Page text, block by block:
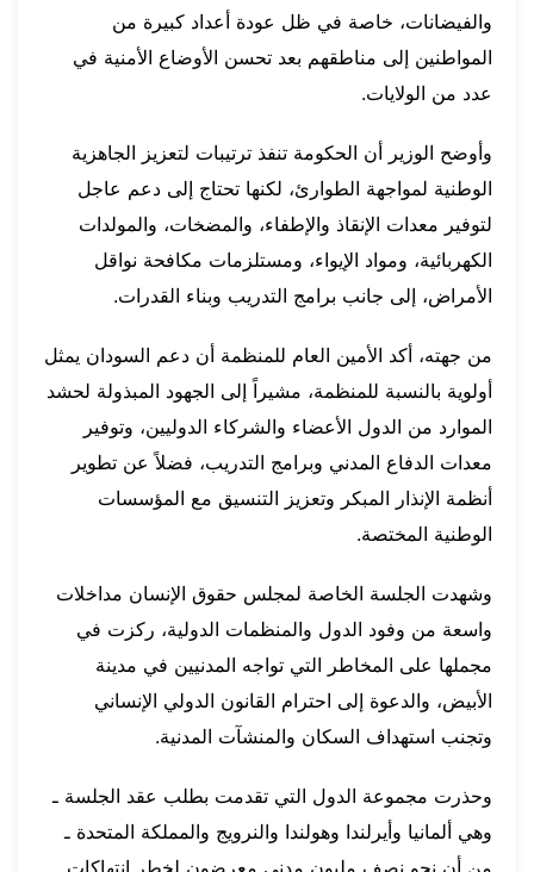
والفيضانات، خاصة في ظل عودة أعداد كبيرة من
المواطنين إلى مناطقهم بعد تحسن الأوضاع الأمنية في
عدد من الولايات.
وأوضح الوزير أن الحكومة تنفذ ترتيبات لتعزيز الجاهزية
الوطنية لمواجهة الطوارئ، لكنها تحتاج إلى دعم عاجل
لتوفير معدات الإنقاذ والإطفاء، والمضخات، والمولدات
الكهربائية، ومواد الإيواء، ومستلزمات مكافحة نواقل
الأمراض، إلى جانب برامج التدريب وبناء القدرات.
من جهته، أكد الأمين العام للمنظمة أن دعم السودان يمثل
أولوية بالنسبة للمنظمة، مشيراً إلى الجهود المبذولة لحشد
الموارد من الدول الأعضاء والشركاء الدوليين، وتوفير
معدات الدفاع المدني وبرامج التدريب، فضلاً عن تطوير
أنظمة الإنذار المبكر وتعزيز التنسيق مع المؤسسات
الوطنية المختصة.
وشهدت الجلسة الخاصة لمجلس حقوق الإنسان مداخلات
واسعة من وفود الدول والمنظمات الدولية، ركزت في
مجملها على المخاطر التي تواجه المدنيين في مدينة
الأبيض، والدعوة إلى احترام القانون الدولي الإنساني
وتجنب استهداف السكان والمنشآت المدنية.
وحذرت مجموعة الدول التي تقدمت بطلب عقد الجلسة ـ
وهي ألمانيا وأيرلندا وهولندا والنرويج والمملكة المتحدة ـ
من أن نحو نصف مليون مدني معرضون لخطر انتهاكات